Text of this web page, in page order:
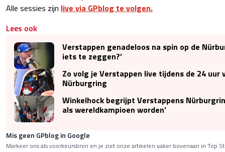
Alle sessies zijn live via GPblog te volgen.
Lees ook
Verstappen genadeloos na spin op de
iets te zeggen?’
Zo volg je Verstappen live tijdens de 24 uur
Nürburgring
Winkelhock begrijpt Verstappens
als wereldkampioen worden’
Mis geen GPblog in Google
Markeer ons als voorkeursbron en je ziet onze artikelen vaker bovenaan in Top